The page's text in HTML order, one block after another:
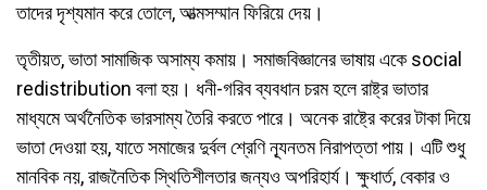
তাদের দৃশ্যমান করে তোলে, আত্মসম্মান ফিরিয়ে দেয়।
তৃতীয়ত, ভাতা সামাজিক অসাম্য কমায়। সমাজবিজ্ঞানের ভাষায় একে social
redistribution বলা হয়। ধনী-গরিব ব্যবধান চরম হলে রাষ্ট্র ভাতার
মাধ্যমে অর্থনৈতিক ভারসাম্য তৈরি করতে পারে। অনেক রাষ্ট্রে করের টাকা দিয়ে
ভাতা দেওয়া হয়, যাতে সমাজের দুর্বল শ্রেণি ন্যূনতম নিরাপত্তা পায়। এটি শুধু
মানবিক নয়, রাজনৈতিক স্থিতিশীলতার জন্যও অপরিহার্য। ক্ষুধার্ত, বেকার ও